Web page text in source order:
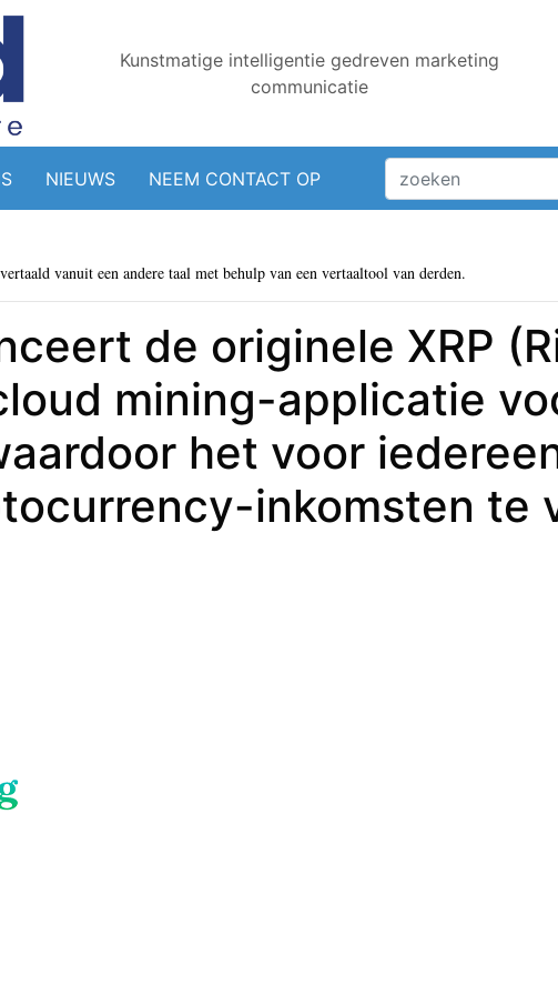
Kunstmatige intelligentie gedreven marketing
communicatie
NIEUWS NEEM CONTACT OP
vanuit een andere taal met behulp van een vertaaltool van derden.
de originele XRP
mining-applicatie
het voor
inkomsten te